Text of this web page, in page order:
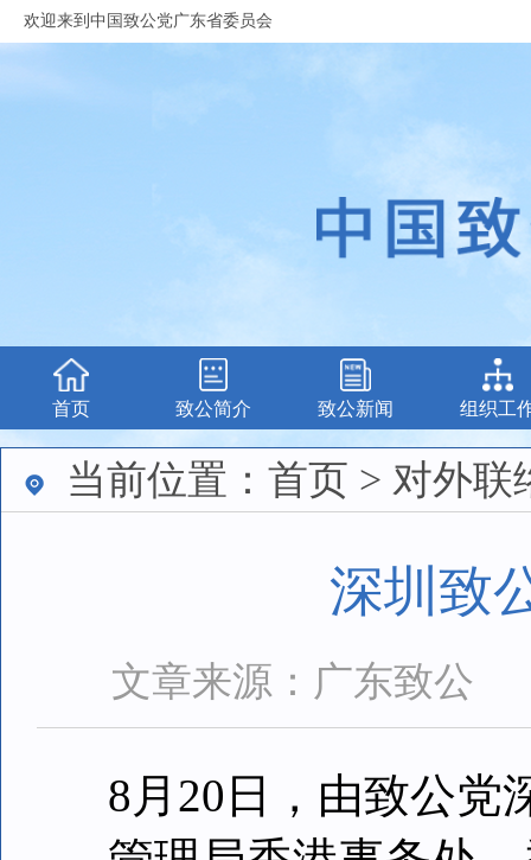
欢迎来到中国致公党广东省委员会
首页 致公简介 致公新闻 组织工
当前位置：首页 > 对外联
深圳致
文章来源：广东致公
8月20日，由致公党